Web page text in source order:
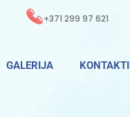
+371 299 97 621
GALERIJA KONTAKTI